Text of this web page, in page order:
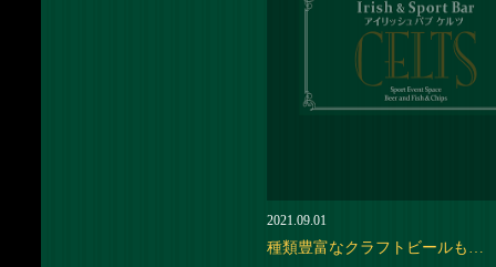
2021.09.01
種類豊富なクラフトビールも…